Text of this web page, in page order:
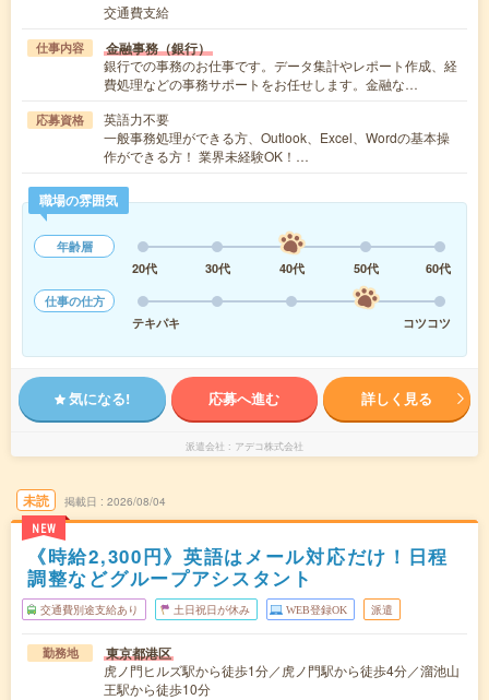
交通費支給
仕事内容 金融事務（銀行）
銀行での事務のお仕事です。データ集計やレポート作成、経
費処理などの事務サポートをお任せします。金融な…
応募資格
英語力不要
一般事務処理ができる方、Outlook、Excel、Wordの基本操
作ができる方！ 業界未経験OK！…
職場の雰囲気
年齢層
20代
30代 40代 50代
60代
仕事の仕方
テキパキ
コツコツ
気になる! 応募へ進む 詳しく見る
派遣会社 アデコ株式会社
未読
NEW
掲載日 2026/08/04
《時給2,300円》英語はメール対応だけ！日程
調整などグループアシスタント
交通費別途支給あり 土日祝日が休み WEB登録OK 派遣
勤務地 東京都港区
虎ノ門ヒルズ駅から徒歩1分／虎ノ門駅から徒歩4分／溜池山
王駅から徒歩10分